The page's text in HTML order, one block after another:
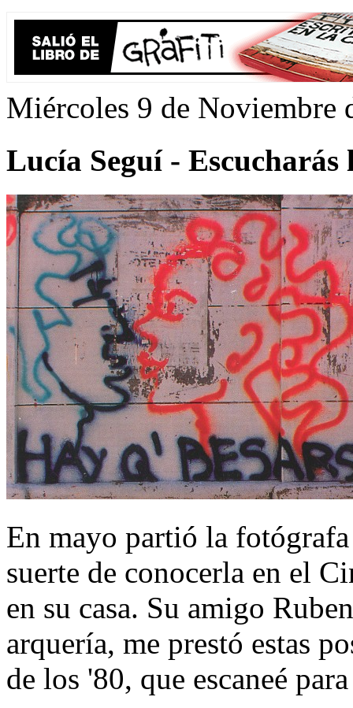
Miércoles 9 de Noviembre
Lucía Seguí - Escucharás
En mayo partió la
suerte de conocerla en el
en su casa. Su amigo
arquería, me prestó estas
de los '80, que escaneé